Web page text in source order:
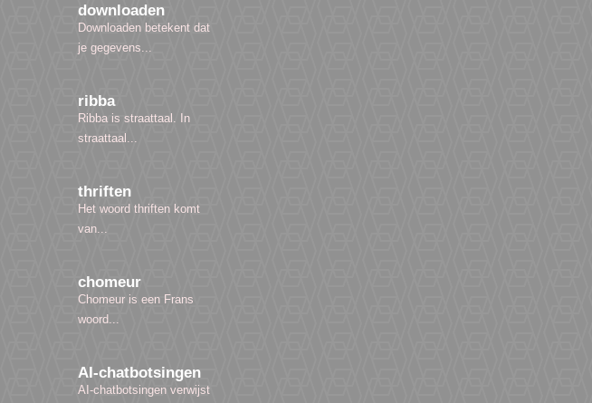
downloaden
Downloaden betekent dat
je gegevens...
ribba
Ribba is straattaal. In
straattaal...
thriften
Het woord thriften komt
van...
chomeur
Chomeur is een Frans
woord...
AI-chatbotsingen
AI-chatbotsingen verwijst